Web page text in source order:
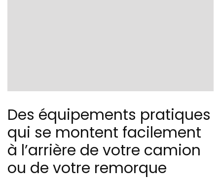
Des équipements pratiques
qui se montent facilement
à l’arrière de votre camion
ou de votre remorque